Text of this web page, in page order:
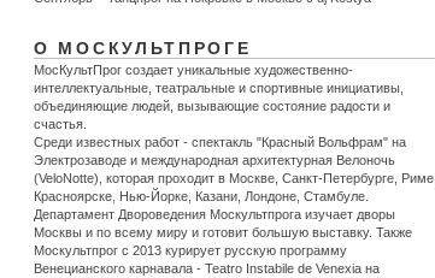
О МОСКУЛЬТПРОГЕ
МосКультПрог создает уникальные художественно-
интеллектуальные, театральные и спортивные инициативы,
объединяющие людей, вызывающие состояние радости и
счастья.
Среди известных работ - спектакль "Красный Вольфрам" на
Электрозаводе и международная архитектурная Велоночь
(VeloNotte), которая проходит в Москве, Санкт-Петербурге, Риме,
Красноярске, Нью-Йорке, Казани, Лондоне, Стамбуле.
Департамент Двороведения Москультпрога изучает дворы
Москвы и по всему миру и готовит большую выставку. Также
Москультпрог с 2013 курирует русскую программу
Венецианского карнавала - Teatro Instabile de Venexia на